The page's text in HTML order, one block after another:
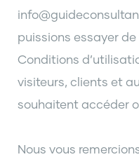
puissions essayer
Conditions
visiteurs, clients et
souhaitent accéder
Nous vous